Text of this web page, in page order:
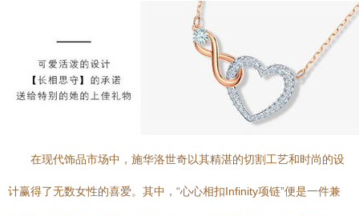
在现代饰品市场中，施华洛世奇以其精湛的切割工艺和时尚的设
计赢得了无数女性的喜爱。其中，“心心相扣Infinity项链”便是一件兼